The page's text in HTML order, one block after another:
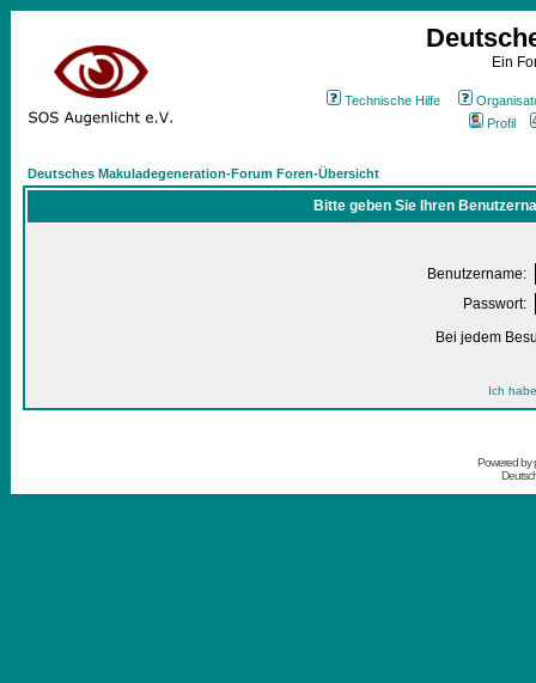
Ein
Technische Hilfe
Profil
Deutsches Makuladegeneration-Forum Foren-Übersicht
Bitte geben Sie Ihren
Benutzername:
Passwort:
Bei jedem
Ich
Powered by